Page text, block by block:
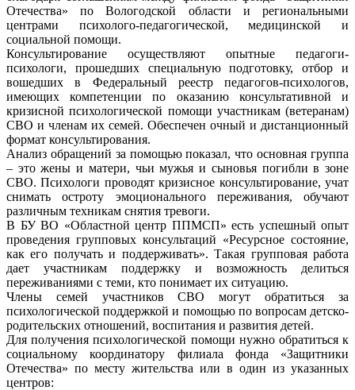
Отечества» по Вологодской области и региональными
центрами психолого-педагогической, медицинской и
социальной помощи.
Консультирование осуществляют опытные педагоги-
психологи, прошедших специальную подготовку, отбор и
вошедших в Федеральный реестр педагогов-психологов,
имеющих компетенции по оказанию консультативной и
кризисной психологической помощи участникам (ветеранам)
СВО и членам их семей. Обеспечен очный и дистанционный
формат консультирования.
Анализ обращений за помощью показал, что основная группа
– это жены и матери, чьи мужья и сыновья погибли в зоне
СВО. Психологи проводят кризисное консультирование, учат
снимать остроту эмоционального переживания, обучают
различным техникам снятия тревоги.
В БУ ВО «Областной центр ППМСП» есть успешный опыт
проведения групповых консультаций «Ресурсное состояние,
как его получать и поддерживать». Такая групповая работа
дает участникам поддержку и возможность делиться
переживаниями с теми, кто понимает их ситуацию.
Члены семей участников СВО могут обратиться за
психологической поддержкой и помощью по вопросам детско-
родительских отношений, воспитания и развития детей.
Для получения психологической помощи нужно обратиться к
социальному координатору филиала фонда «Защитники
Отечества» по месту жительства или в один из указанных
центров: